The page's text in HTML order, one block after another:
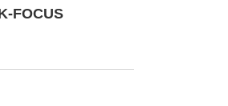
FOCUS